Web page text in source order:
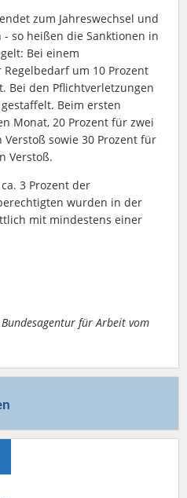
zum Jahreswechsel und
so heißen die Sanktionen in
Bei einem
um 10 Prozent
Bei den Pflichtverletzungen
Beim ersten
Monat, 20 Prozent für zwei
sowie 30 Prozent für
Verstoß.
3 Prozent der
wurden in der
mit mindestens einer
für Arbeit vom